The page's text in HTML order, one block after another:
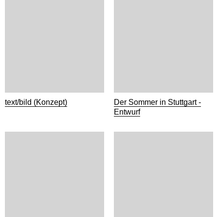
text/bild (Konzept)
Der Sommer in Stuttgart -
Entwurf